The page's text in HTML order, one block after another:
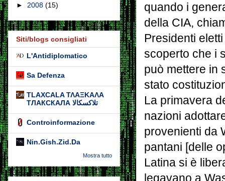
quando i
della CIA,
Presidenti
scoperto che i
può mettere in
stato
La primavera
nazioni
provenienti da
pantani [delle
Latina si è
legavano a
► 2008 (15)
Siti/blogs consigliati
L'Antidiplomatico
Sa Defenza
TLAXCALA ΤΛΑΞΚΑΛΑ
ТЛАКСКАЛА تلاكسكالا
Controinformazione
Nin.Gish.Zid.Da
Mostra tutto